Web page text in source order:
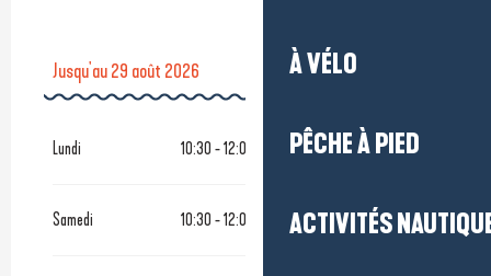
À VÉLO
PÊCHE À PIED
ACTIVITÉS
Jusqu'au29 août 2026
Lundi 10:30 - 12:00
Samedi 10:30 - 12:00